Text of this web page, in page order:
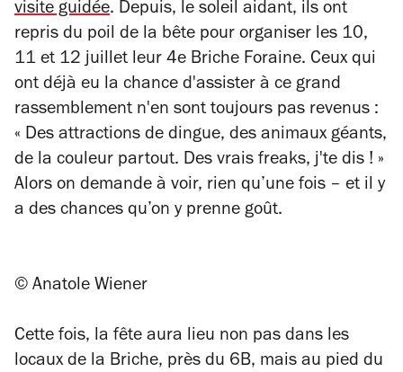
visite guidée. Depuis, le soleil aidant, ils ont
repris du poil de la bête pour organiser les 10,
11 et 12 juillet leur 4e Briche Foraine. Ceux qui
ont déjà eu la chance d'assister à ce grand
rassemblement n'en sont toujours pas revenus :
« Des attractions de dingue, des animaux géants,
de la couleur partout. Des vrais freaks, j'te dis ! »
Alors on demande à voir, rien qu’une fois – et il y
a des chances qu’on y prenne goût.
© Anatole Wiener
Cette fois, la fête aura lieu non pas dans les
locaux de la Briche, près du 6B, mais au pied du